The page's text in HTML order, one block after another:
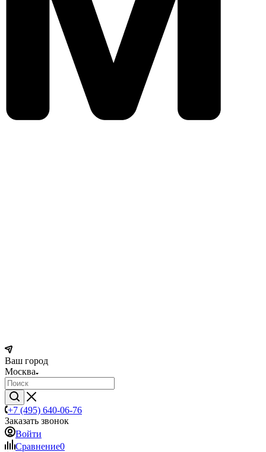
Ваш город
Москва
+7 (495) 640-06-76
Заказать звонок
Войти
Сравнение0